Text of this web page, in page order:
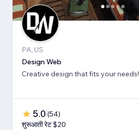
PA, US
Design Web
Creative design that fits your needs!
5.0 (54)
शुरूआती रेट $20